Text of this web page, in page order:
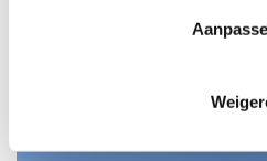
scannen op specifieke
verwerkt en stel uw
intrekken in de